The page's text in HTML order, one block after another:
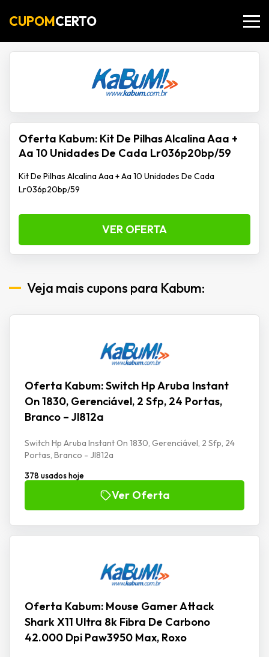
CUPOMCERTO
Oferta Kabum: Kit De Pilhas Alcalina Aaa +
Aa 10 Unidades De Cada Lr036p20bp/59
Kit De Pilhas Alcalina Aaa + Aa 10 Unidades De Cada
Lr036p20bp/59
VER OFERTA
Veja mais cupons para Kabum:
Oferta Kabum: Switch Hp Aruba Instant
On 1830, Gerenciável, 2 Sfp, 24 Portas,
Branco – Jl812a
Switch Hp Aruba Instant On 1830, Gerenciável, 2 Sfp, 24
Portas, Branco - Jl812a
378 usados hoje
Ver Oferta
Oferta Kabum: Mouse Gamer Attack
Shark X11 Ultra 8k Fibra De Carbono
42.000 Dpi Paw3950 Max, Roxo